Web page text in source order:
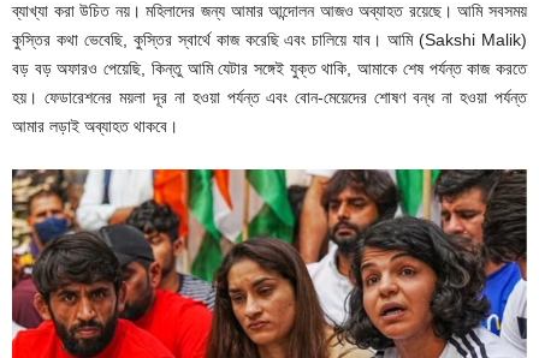
ব্যাখ্যা করা উচিত নয়। মহিলাদের জন্য আমার আন্দোলন আজও অব্যাহত রয়েছে। আমি সবসময়
কুস্তির কথা ভেবেছি, কুস্তির স্বার্থে কাজ করেছি এবং চালিয়ে যাব। আমি (Sakshi Malik)
বড় বড় অফারও পেয়েছি, কিন্তু আমি যেটার সঙ্গেই যুক্ত থাকি, আমাকে শেষ পর্যন্ত কাজ করতে
হয়। ফেডারেশনের ময়লা দূর না হওয়া পর্যন্ত এবং বোন-মেয়েদের শোষণ বন্ধ না হওয়া পর্যন্ত
আমার লড়াই অব্যাহত থাকবে।